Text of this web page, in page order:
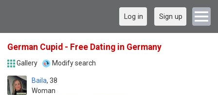
Log in Sign up
German Cupid - Free Dating in Germany
Gallery Modify search
Baila
Woman
38